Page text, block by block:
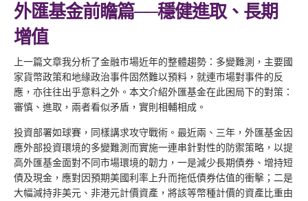
外匯基金前瞻篇──穩健進取、長期
增值
上一篇文章我分析了金融市場近年的整體趨勢：多變難測，主要國
家貨幣政策和地緣政治事件固然難以預料，就連市場對事件的反
應，亦往往出乎意料之外。本文介紹外匯基金在此困局下的對策：
審慎、進取，兩者看似矛盾，實則相輔相成。
投資部署如球賽，同樣講求攻守戰術。最近兩、三年，外匯基金因
應外部投資環境的多變難測而實施一連串針對性的防禦策略，以提
高外匯基金面對不同市場環境的韌力，一是減少長期債券、增持短
債及現金，應對因預期美國利率上升而拖低債券估值的衝擊；二是
大幅減持非美元、非港元計價資產，將該等幣種計價的資產比重由